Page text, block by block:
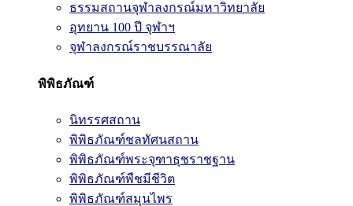
ธรรมสถานจุฬาลงกรณ์มหาวิทยาลัย
อุทยาน 100 ปี จุฬาฯ
จุฬาลงกรณ์ราชบรรณาลัย
พิพิธภัณฑ์
นิทรรศสถาน
พิพิธภัณฑ์ชลทัศนสถาน
พิพิธภัณฑ์พระจุฑาธุชราชฐาน
พิพิธภัณฑ์พืชมีชีวิต
พิพิธภัณฑ์สมุนไพร